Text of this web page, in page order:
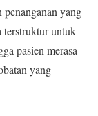
penanganan yang
terstruktur untuk
pasien merasa
yang